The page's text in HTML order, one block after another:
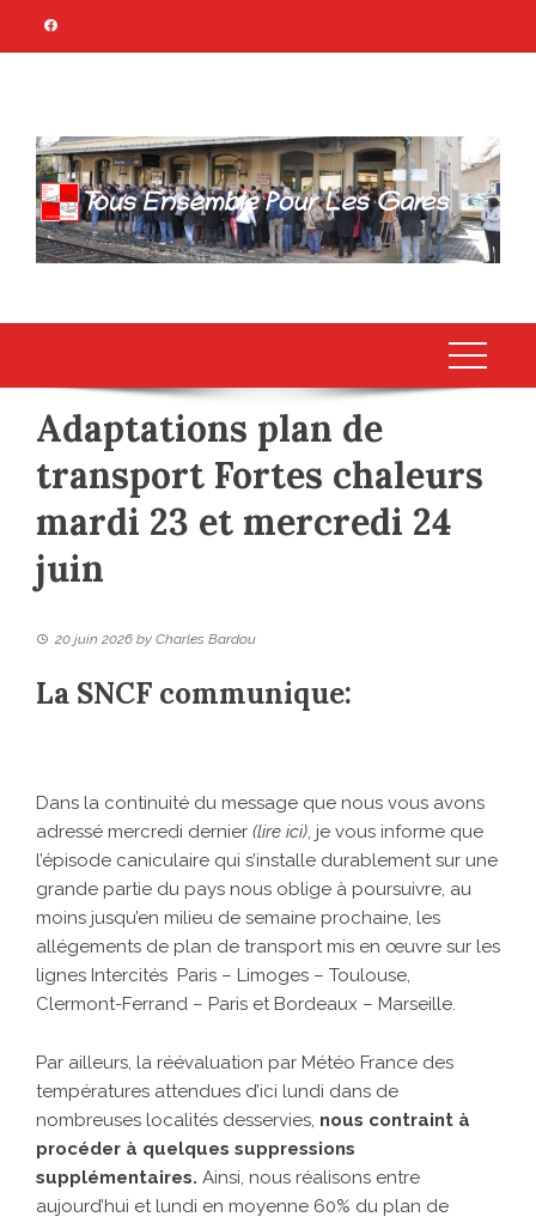
TOUS ENSEMBLE
POUR LES GARES
Association Citoyenne
Adaptations plan de
transport Fortes chaleurs
mardi 23 et mercredi 24
juin
20 juin 2026 by Charles Bardou
La SNCF communique:
Dans la continuité du message que nous vous avons
adressé mercredi dernier (lire ici), je vous informe que
l’épisode caniculaire qui s’installe durablement sur une
grande partie du pays nous oblige à poursuivre, au
moins jusqu’en milieu de semaine prochaine, les
allégements de plan de transport mis en œuvre sur les
lignes Intercités Paris – Limoges – Toulouse,
Clermont-Ferrand – Paris et Bordeaux – Marseille.
Par ailleurs, la réévaluation par Météo France des
températures attendues d’ici lundi dans de
nombreuses localités desservies, nous contraint à
procéder à quelques suppressions
supplémentaires. Ainsi, nous réalisons entre
aujourd’hui et lundi en moyenne 60% du plan de